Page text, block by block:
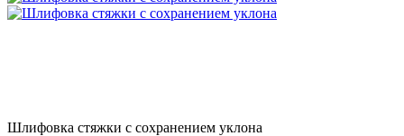
Шлифовка стяжки с сохранением уклона